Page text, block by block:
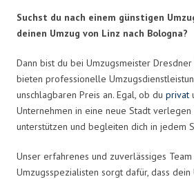
Suchst du nach einem günstigen
deinen Umzug von Linz nach Bologna?
Dann bist du bei Umzugsmeister
bieten professionelle
unschlagbaren Preis an. Egal, ob du privat
Unternehmen in eine neue Stadt verlegen
unterstützen und begleiten dich in jedem
Unser erfahrenes und zuverlässiges Team
Umzugsspezialisten sorgt dafür, dass